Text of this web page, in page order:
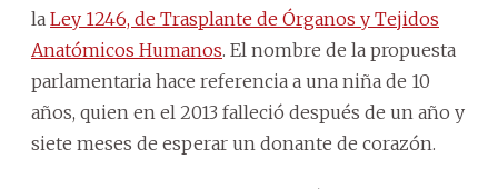
la Ley 1246, de Trasplante de Órganos y Tejidos
Anatómicos Humanos. El nombre de la propuesta
parlamentaria hace referencia a una niña de 10
años, quien en el 2013 falleció después de un año y
siete meses de esperar un donante de corazón.